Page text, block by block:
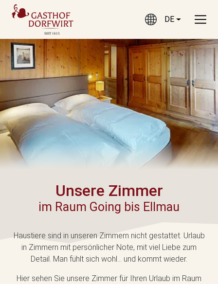
DE
CURRENT
Unsere Zimmer
im Raum Going bis Ellmau
Haustiere sind in unseren Zimmern nicht gestattet. Urlaub
in Zimmern mit persönlicher Note, mit viel Liebe zum
Detail. Man fühlt sich wohl... und kommt wieder.
Hier sehen Sie unsere Zimmer für Ihren Urlaub im Raum